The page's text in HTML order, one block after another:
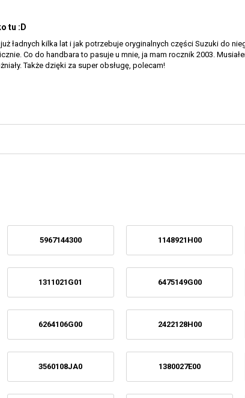
tu :D
ładnych kilka lat i jak potrzebuje oryginalnych części Suzuki do
Co do handbara to pasuje u mnie, ja mam rocznik 2003.
Także dzięki za super obsługę, polecam!
5967144300 1148921H00
1311021G01 6475149G00
6264106G00 2422128H00
3560108JA0 1380027E00